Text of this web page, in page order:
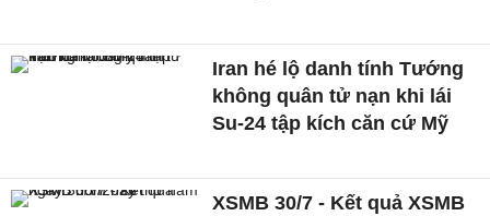
Iran hé lộ danh tính Tướng
không quân tử nạn khi lái
Su-24 tập kích căn cứ Mỹ
XSMB 30/7 - Kết quả XSMB